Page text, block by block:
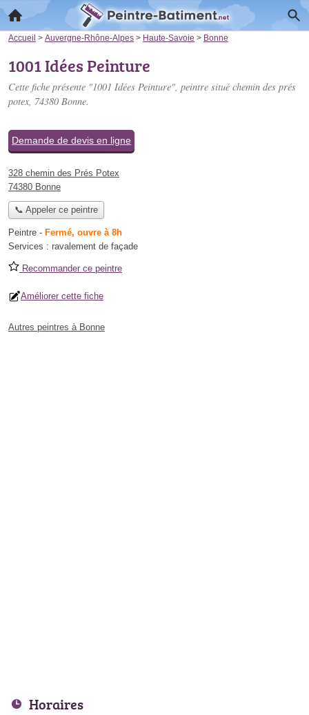
Accueil > Auvergne-Rhône-Alpes > Haute-Savoie > Bonne
1001 Idées Peinture
Cette fiche présente "1001 Idées Peinture", peintre situé chemin des prés
potex, 74380 Bonne.
Demande de devis en ligne
328 chemin des Prés Potex
74380 Bonne
📞 Appeler ce peintre
Peintre - Fermé, ouvre à 8h
Services : ravalement de façade
Recommander ce peintre
Améliorer cette fiche
Autres peintres à Bonne
Horaires